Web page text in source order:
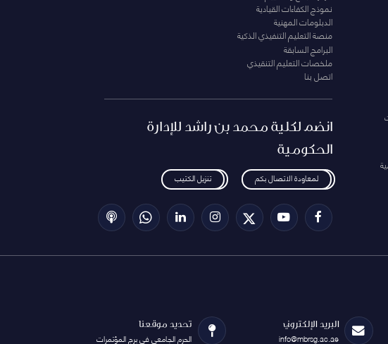
نموذج الكفاءات القيادية
الدبلومات المهنية
منصة التعليم التنفيذي الذكية
البرامج السابقة
ملخصات التعليم التنقيذي
اتصل بنا
انضم لكلية محمد بن راشد للإدارة
الحكومية
لمعاودة الاتصال بكم تنزيل الكتيب
البريد الإلكتروني
info@mbrsg.ac.ae
تحديد موقعنا
الحرم الجامعي في برج المؤتمرات